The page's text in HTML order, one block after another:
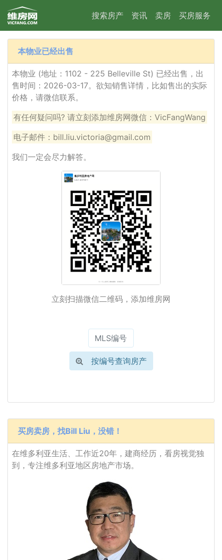
搜索房产 资讯 卖房 买房服务
本物业已经出售
本物业 (地址：1102 - 225 Belleville St) 已经出售，出
售时间：2026-03-17。欲知销售详情，比如售出的实际
价格，请微信联系。
有任何疑问吗? 请立刻添加维房网微信：VicFangWang
电子邮件：bill.liu.victoria@gmail.com
我们一定会尽力解答。
立刻扫描微信二维码，添加维房网
按编号查询房产
买房卖房，找Bill Liu，没错！
在维多利亚生活、工作近20年，建商经历，看房视觉独
到，专注维多利亚地区房地产市场。